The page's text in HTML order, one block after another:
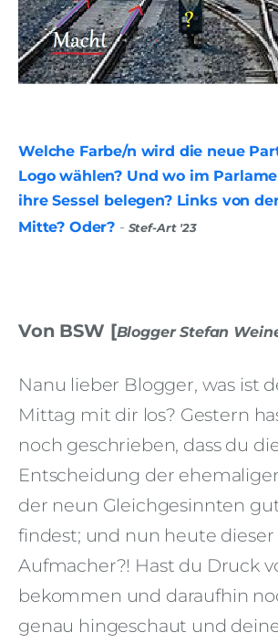
Welche Farbe/n wird die neue
Logo wählen? Und wo im
ihre Sessel belegen? Links von
Mitte? Oder? - Stef-Art '23
Von BSW [Blogger Stefan
Nanu lieber Blogger, was ist
Mittag mit dir los? Gestern
noch geschrieben, dass du
Entscheidung der
der neun Gleichgesinnten
findest; und nun heute dieser
Aufmacher?! Hast du Druck
bekommen und daraufhin
genau hingeschaut und